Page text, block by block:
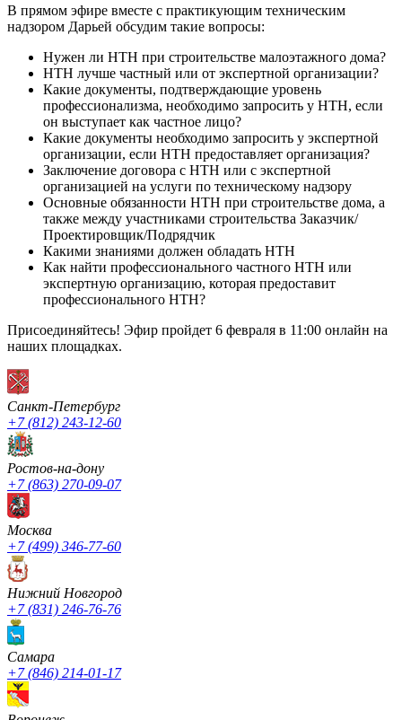
В прямом эфире вместе с практикующим техническим
надзором Дарьей обсудим такие вопросы:
Нужен ли НТН при строительстве малоэтажного дома?
НТН лучше частный или от экспертной организации?
Какие документы, подтверждающие уровень
профессионализма, необходимо запросить у НТН, если
он выступает как частное лицо?
Какие документы необходимо запросить у экспертной
организации, если НТН предоставляет организация?
Заключение договора с НТН или с экспертной
организацией на услуги по техническому надзору
Основные обязанности НТН при строительстве дома, а
также между участниками строительства Заказчик/
Проектировщик/Подрядчик
Какими знаниями должен обладать НТН
Как найти профессионального частного НТН или
экспертную организацию, которая предоставит
профессионального НТН?
Присоединяйтесь! Эфир пройдет 6 февраля в 11:00 онлайн на
наших площадках.
Санкт-Петербург
+7 (812) 243-12-60
Ростов-на-дону
+7 (863) 270-09-07
Москва
+7 (499) 346-77-60
Нижний Новгород
+7 (831) 246-76-76
Cамара
+7 (846) 214-01-17